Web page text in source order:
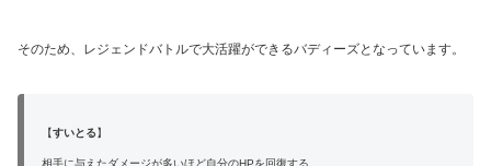
そのため、レジェンドバトルで大活躍ができるバディーズとなっています。
【すいとる】
相手に与えたダメージが多いほど自分のHPを回復する。